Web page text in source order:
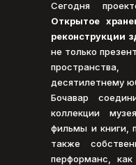
Сегодня
Открытое
реконструкции
не только
десятилетнему
Бочавар
коллекции
фильмы и книги,
также
перформанс,